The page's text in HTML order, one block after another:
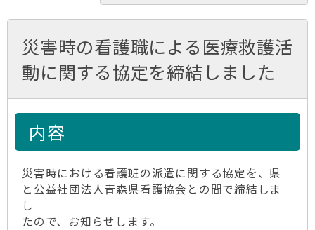
災害時の看護職による医療救護活
動に関する協定を締結しました
内容
災害時における看護班の派遣に関する協定を、県
と公益社団法人青森県看護協会との間で締結しま
し
たので、お知らせします。